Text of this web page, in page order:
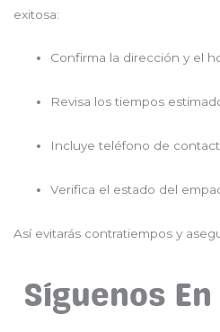
exitosa:
Confirma la dirección y el
Revisa los tiempos
Incluye teléfono de
Verifica el estado del
Así evitarás contratiempos y
Síguenos